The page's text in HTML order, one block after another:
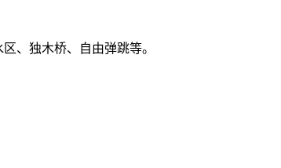
、独木桥、自由弹跳等。